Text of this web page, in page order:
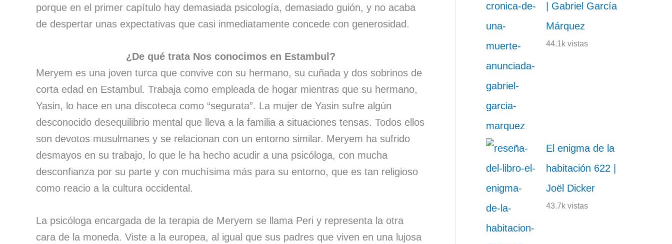
porque en el primer capítulo hay demasiada psicología, demasiado guión, y no acaba
de despertar unas expectativas que casi inmediatamente concede con generosidad.
¿De qué trata Nos conocimos en Estambul?
Meryem es una joven turca que convive con su hermano, su cuñada y dos sobrinos de
corta edad en Estambul. Trabaja como empleada de hogar mientras que su hermano,
Yasin, lo hace en una discoteca como “segurata”. La mujer de Yasin sufre algún
desconocido desequilibrio mental que lleva a la familia a situaciones tensas. Todos ellos
son devotos musulmanes y se relacionan con un entorno similar. Meryem ha sufrido
desmayos en su trabajo, lo que le ha hecho acudir a una psicóloga, con mucha
desconfianza por su parte y con muchísima más para su entorno, que es tan religioso
como reacio a la cultura occidental.
La psicóloga encargada de la terapia de Meryem se llama Peri y representa la otra
cara de la moneda. Viste a la europea, al igual que sus padres que viven en una lujosa
| Gabriel García
Márquez
44.1k vistas
El enigma de la
habitación 622 |
Joël Dicker
43.7k vistas